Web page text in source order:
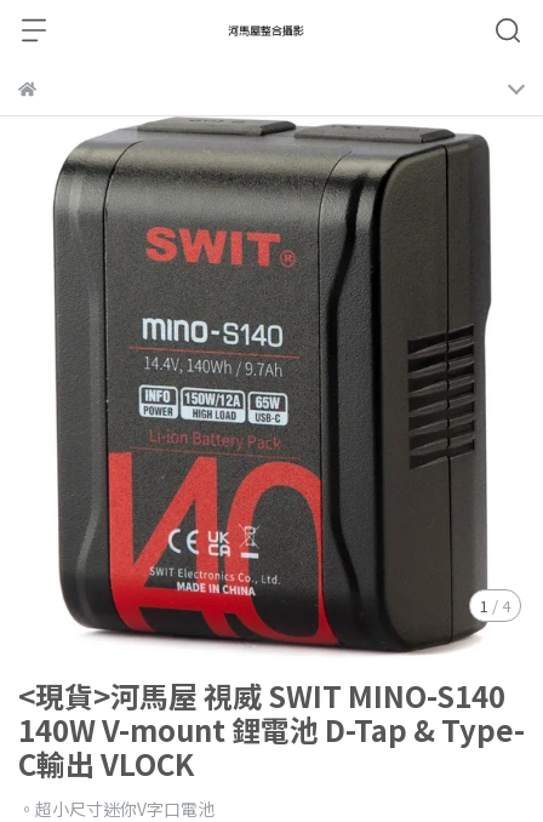
1 / 4
<現貨>河馬屋 視威 SWIT MINO-S140
140W V-mount 鋰電池 D-Tap & Type-
C輸出 VLOCK
。超小尺寸迷你V字口電池